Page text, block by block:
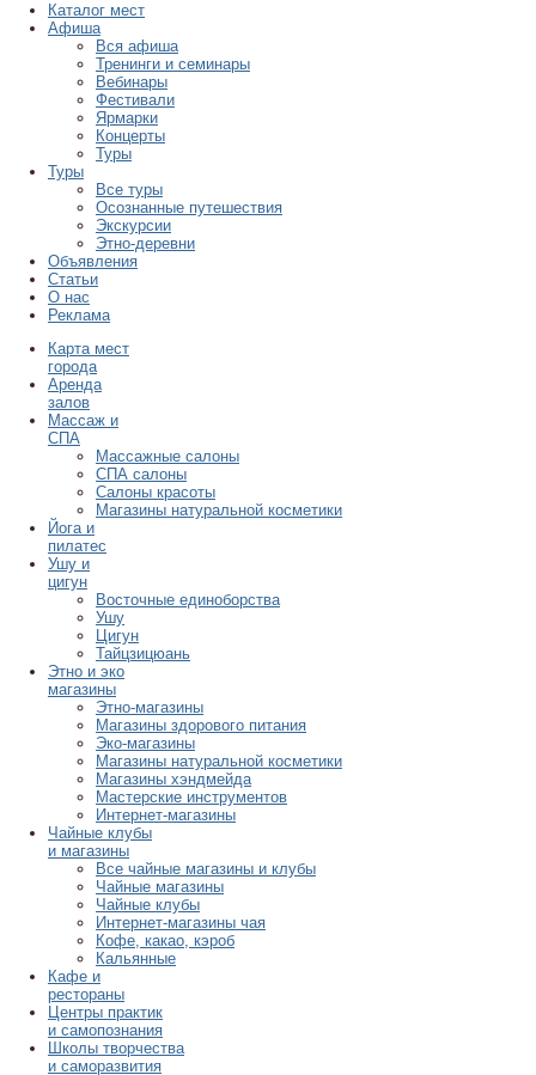
Каталог мест
Афиша
Вся афиша
Тренинги и семинары
Вебинары
Фестивали
Ярмарки
Концерты
Туры
Туры
Все туры
Осознанные путешествия
Экскурсии
Этно-деревни
Объявления
Статьи
О нас
Реклама
Карта мест
города
Аренда
залов
Массаж и
СПА
Массажные салоны
СПА салоны
Салоны красоты
Магазины натуральной косметики
Йога и
пилатес
Ушу и
цигун
Восточные единоборства
Ушу
Цигун
Тайцзицюань
Этно и эко
магазины
Этно-магазины
Магазины здорового питания
Эко-магазины
Магазины натуральной косметики
Магазины хэндмейда
Мастерские инструментов
Интернет-магазины
Чайные клубы
и магазины
Все чайные магазины и клубы
Чайные магазины
Чайные клубы
Интернет-магазины чая
Кофе, какао, кэроб
Кальянные
Кафе и
рестораны
Центры практик
и самопознания
Школы творчества
и саморазвития